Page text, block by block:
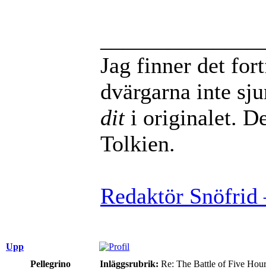
Jag finner det
dvärgarna inte
diti originalet.
Tolkien.
Redaktör
Upp
Pellegrino
Inläggsrubrik: Re: The Battle of Five